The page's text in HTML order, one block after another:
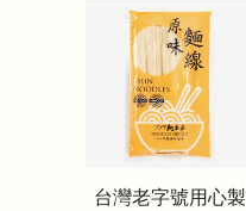
台灣老字號用心製